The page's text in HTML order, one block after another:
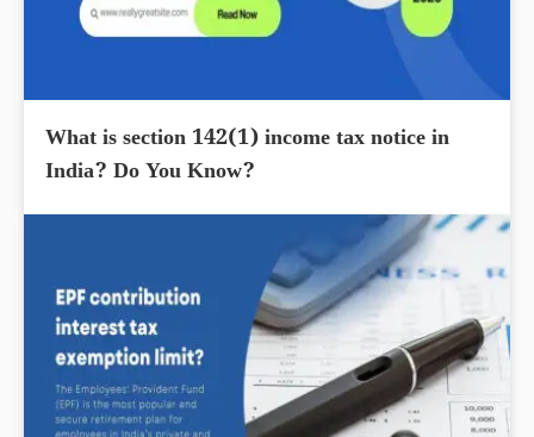
What is section 142(1) income tax notice in
India? Do You Know?